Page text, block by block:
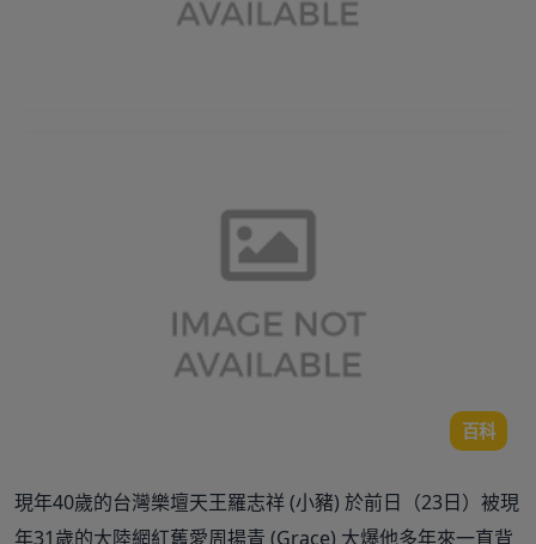
百科
現年40歲的台灣樂壇天王羅志祥 (小豬) 於前日（23日）被現
年31歲的大陸網紅舊愛周揚青 (Grace) 大爆他多年來一直背